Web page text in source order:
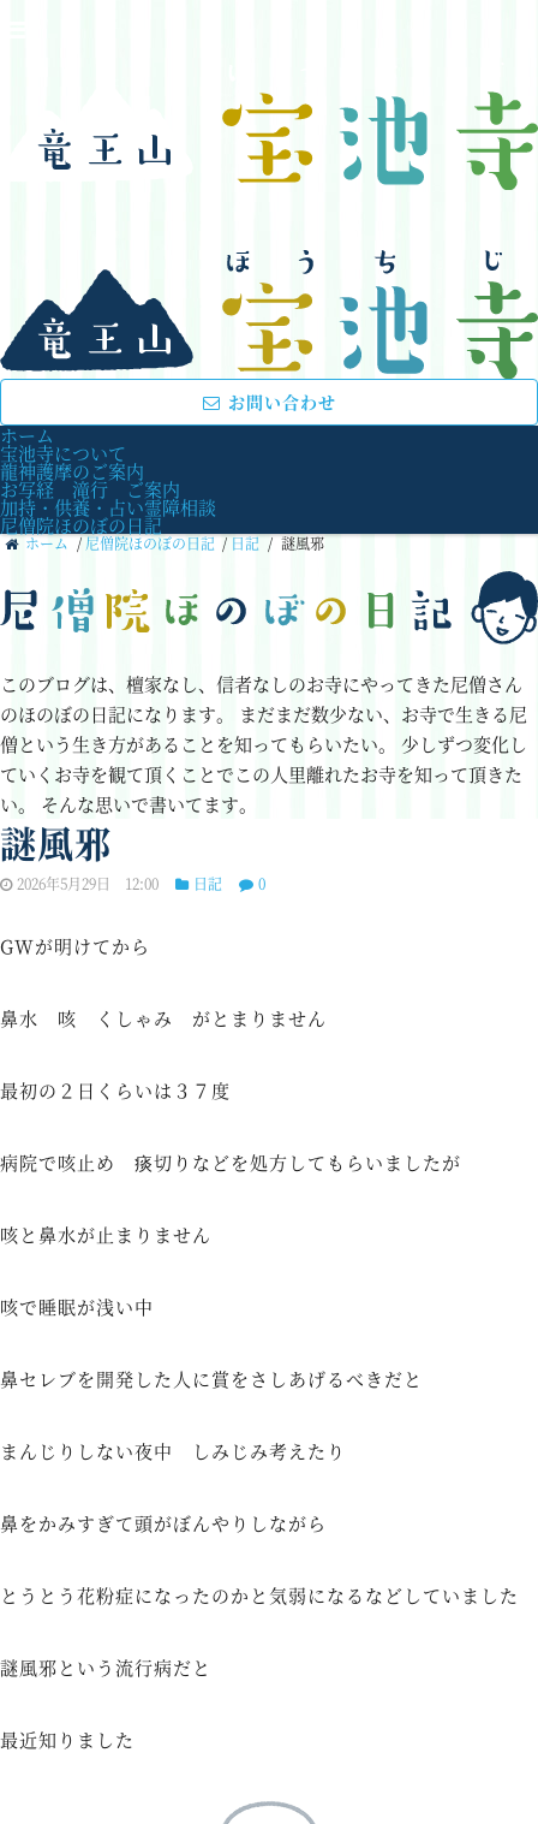
お問い合わせ
ホーム
宝池寺について
龍神護摩のご案内
お写経 滝行 ご案内
加持・供養・占い霊障相談
尼僧院ほのぼの日記
ホーム / 尼僧院ほのぼの日記 / 日記 / 謎風邪
このブログは、檀家なし、信者なしのお寺にやってきた尼僧さん
のほのぼの日記になります。 まだまだ数少ない、お寺で生きる尼
僧という生き方があることを知ってもらいたい。
少しずつ変化し
ていくお寺を観て頂くことでこの人里離れたお寺を知って頂きた
い。 そんな思いで書いてます。
謎風邪
2026年5月29日 12:00 日記 0
GWが明けてから
鼻水 咳 くしゃみ がとまりません
最初の２日くらいは３７度
病院で咳止め 痰切りなどを処方してもらいましたが
咳と鼻水が止まりません
咳で睡眠が浅い中
鼻セレブを開発した人に賞をさしあげるべきだと
まんじりしない夜中 しみじみ考えたり
鼻をかみすぎて頭がぼんやりしながら
とうとう花粉症になったのかと気弱になるなどしていました
謎風邪という流行病だと
最近知りました